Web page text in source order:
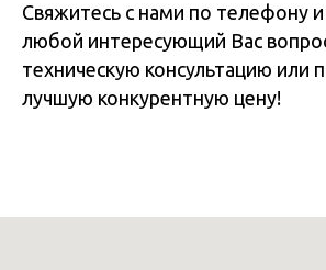
Свяжитесь с нами по телефону
любой интересующий Вас
техническую консультацию или
лучшую конкурентную цену!